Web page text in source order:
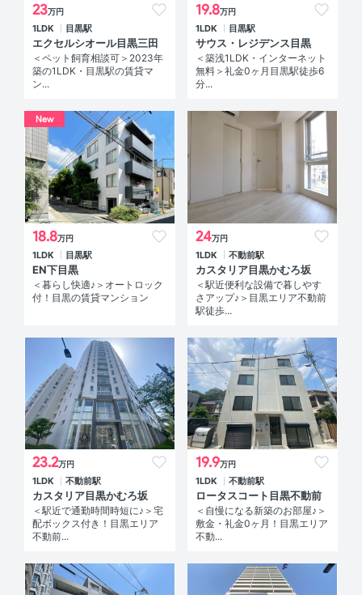
23万円
1LDK 目黒駅
エクセルシオール目黒三田
＜ペット飼育相談可＞2023年
築の1LDK・目黒駅の賃貸マ
ン...
19.8万円
1LDK 目黒駅
サウス・レジデンス目黒
＜築浅1LDK・インターネット
無料＞礼金0ヶ月目黒駅徒歩6
分...
New
18.8万円
1LDK 目黒駅
EN下目黒
＜暮らし快適♪＞オートロック
付！目黒の賃貸マンション
24万円
1LDK 不動前駅
カスタリア目黒かむろ坂
＜駅近便利な設備で暮しやす
さアップ♪＞目黒エリア不動前
駅徒歩...
23.2万円
1LDK 不動前駅
カスタリア目黒かむろ坂
＜駅近で通勤時間時短に♪＞宅
配ボックス付き！目黒エリア
不動前...
19.9万円
1LDK 不動前駅
ロータスコート目黒不動前
＜自慢になる新築のお部屋♪＞
敷金・礼金0ヶ月！目黒エリア
不動...